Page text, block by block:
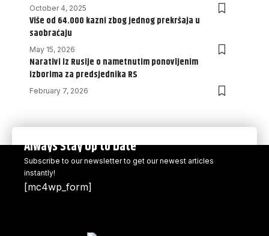
October 4, 2025
Više od 64.000 kazni zbog jednog prekršaja u
saobraćaju
May 15, 2026
Narativi iz Rusije o nametnutim ponovljenim
izborima za predsjednika RS
February 7, 2026
Always Stay Up to Date
Subscribe to our newsletter to get our newest articles
instantly!
[mc4wp_form]